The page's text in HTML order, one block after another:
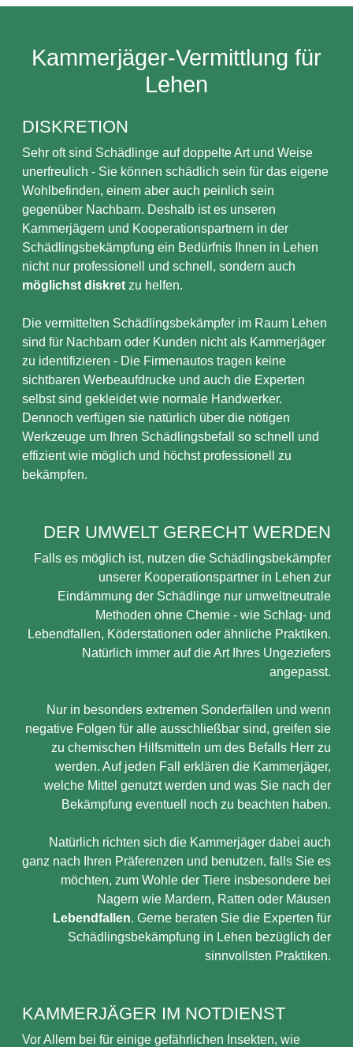
Kammerjäger-Vermittlung für
Lehen
DISKRETION
Sehr oft sind Schädlinge auf doppelte Art und Weise
unerfreulich - Sie können schädlich sein für das eigene
Wohlbefinden, einem aber auch peinlich sein
gegenüber Nachbarn. Deshalb ist es unseren
Kammerjägern und Kooperationspartnern in der
Schädlingsbekämpfung ein Bedürfnis Ihnen in Lehen
nicht nur professionell und schnell, sondern auch
möglichst diskret zu helfen.
Die vermittelten Schädlingsbekämpfer im Raum Lehen
sind für Nachbarn oder Kunden nicht als Kammerjäger
zu identifizieren - Die Firmenautos tragen keine
sichtbaren Werbeaufdrucke und auch die Experten
selbst sind gekleidet wie normale Handwerker.
Dennoch verfügen sie natürlich über die nötigen
Werkzeuge um Ihren Schädlingsbefall so schnell und
effizient wie möglich und höchst professionell zu
bekämpfen.
DER UMWELT GERECHT WERDEN
Falls es möglich ist, nutzen die Schädlingsbekämpfer
unserer Kooperationspartner in Lehen zur
Eindämmung der Schädlinge nur umweltneutrale
Methoden ohne Chemie - wie Schlag- und
Lebendfallen, Köderstationen oder ähnliche Praktiken.
Natürlich immer auf die Art Ihres Ungeziefers
angepasst.
Nur in besonders extremen Sonderfällen und wenn
negative Folgen für alle ausschließbar sind, greifen sie
zu chemischen Hilfsmitteln um des Befalls Herr zu
werden. Auf jeden Fall erklären die Kammerjäger,
welche Mittel genutzt werden und was Sie nach der
Bekämpfung eventuell noch zu beachten haben.
Natürlich richten sich die Kammerjäger dabei auch
ganz nach Ihren Präferenzen und benutzen, falls Sie es
möchten, zum Wohle der Tiere insbesondere bei
Nagern wie Mardern, Ratten oder Mäusen
Lebendfallen. Gerne beraten Sie die Experten für
Schädlingsbekämpfung in Lehen bezüglich der
sinnvollsten Praktiken.
KAMMERJÄGER IM NOTDIENST
Vor Allem bei für einige gefährlichen Insekten, wie